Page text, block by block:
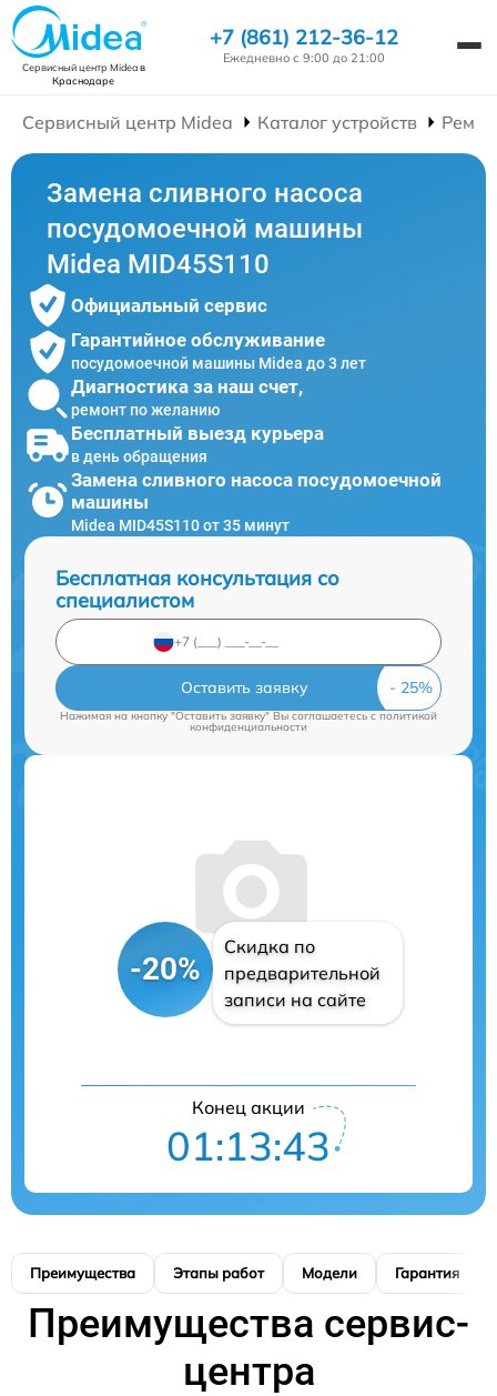
Сервисный центр Mideaв
Краснодаре
+7 (861) 212-36-12
Ежедневно с 9:00 до 21:00
Сервисный центр Midea Каталог устройств
Замена сливного насоса
посудомоечной машины
Midea MID45S110
Официальный сервис
Гарантийное обслуживание
посудомоечной машины Midea до 3 лет
Диагностика за наш счет,
ремонт по желанию
Бесплатный выезд курьера
в день обращения
Замена сливного насоса посудомоечной
машины
Midea MID45S110 от 35 минут
Бесплатная консультация со
специалистом
Оставить заявку
Нажимая на кнопку "Оставить заявку" Вы соглашаетесь cполитикой
конфиденциальности
-20%
Скидка по
предварительной
записи на сайте
Конец акции
01:13:42
Преимущества Этапы работ Модели Гарантия
Преимущества сервис-
центра